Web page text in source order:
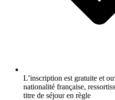
L’inscription est gratuite et
nationalité française,
titre de séjour en règle